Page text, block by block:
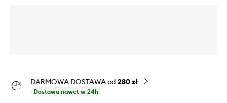
DARMOWA DOSTAWA od 280 zł
Dostawa nawet w 24h